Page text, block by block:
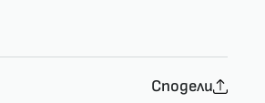
Сподели